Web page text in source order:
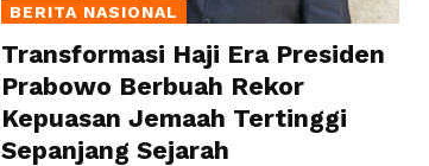
BERITA NASIONAL
Transformasi Haji Era Presiden
Prabowo Berbuah Rekor
Kepuasan Jemaah Tertinggi
Sepanjang Sejarah